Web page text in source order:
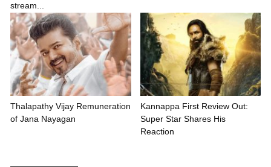
stream...
Thalapathy Vijay Remuneration
of Jana Nayagan
Kannappa First Review Out:
Super Star Shares His
Reaction